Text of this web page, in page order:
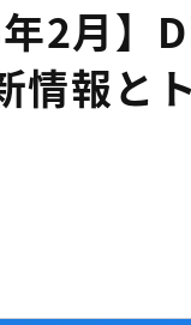
年2月
情報と